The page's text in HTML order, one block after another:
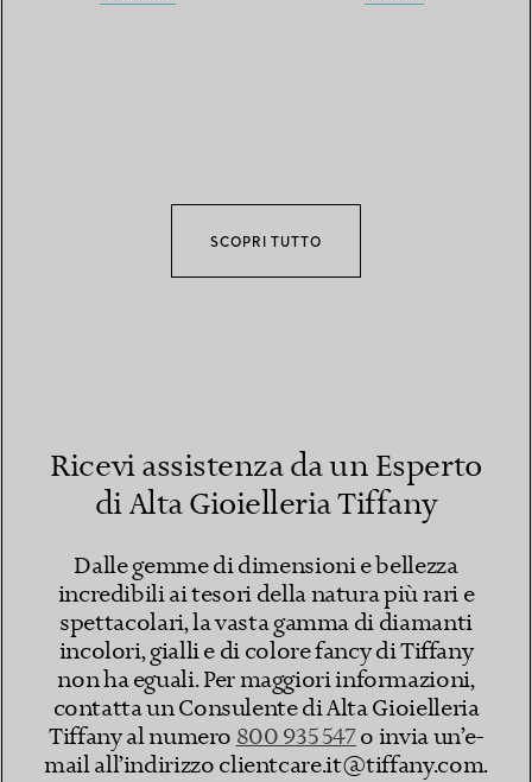
SCOPRI TUTTO
Ricevi assistenza da un Esperto
di Alta Gioielleria Tiffany
Dalle gemme di dimensioni e bellezza
incredibili ai tesori della natura più rari e
spettacolari, la vasta gamma di diamanti
incolori, gialli e di colore fancy di Tiffany
non ha eguali. Per maggiori informazioni,
contatta un Consulente di Alta Gioielleria
Tiffany al numero 800 935 547​o invia un’e-
mail all’indirizzo clientcare.it@tiffany.com​.